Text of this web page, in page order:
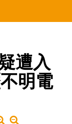
遭入
明電